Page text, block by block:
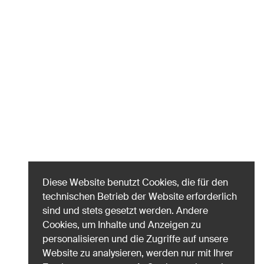
Diese Website benutzt Cookies, die für den
technischen Betrieb der Website erforderlich
sind und stets gesetzt werden. Andere
Cookies, um Inhalte und Anzeigen zu
personalisieren und die Zugriffe auf unsere
Website zu analysieren, werden nur mit Ihrer